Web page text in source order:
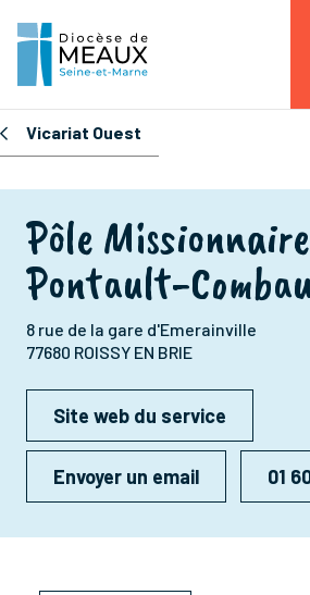
Vicariat Ouest
Pôle
Pontault-
8 rue de la gare d'Emerainville
77680 ROISSY EN BRIE
Site web du service
Envoyer un email 01